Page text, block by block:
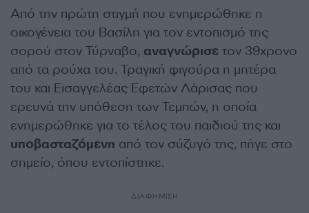
Από την πρώτη στιγμή που ενημερώθηκε η
οικογένεια του Βασίλη για τον εντοπισμό της
σορού στον Τύρναβο, αναγνώρισε τον 39χρονο
από τα ρούχα του. Τραγική φιγούρα η μητέρα
του και Εισαγγελέας Εφετών Λάρισας που
ερευνά την υπόθεση των Τεμπών, η οποία
ενημερώθηκε για το τέλος του παιδιού της και
υποβασταζόμενη από τον σύζυγό της, πήγε στο
σημείο, όπου εντοπίστηκε.
ΔΙΑΦΗΜΙΣΗ